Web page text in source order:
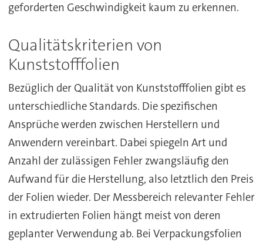
geforderten Geschwindigkeit kaum zu erkennen.
Qualitätskriterien von
Kunststofffolien
Bezüglich der Qualität von Kunststofffolien gibt es
unterschiedliche Standards. Die spezifischen
Ansprüche werden zwischen Herstellern und
Anwendern vereinbart. Dabei spiegeln Art und
Anzahl der zulässigen Fehler zwangsläufig den
Aufwand für die Herstellung, also letztlich den Preis
der Folien wieder. Der Messbereich relevanter Fehler
in extrudierten Folien hängt meist von deren
geplanter Verwendung ab. Bei Verpackungsfolien